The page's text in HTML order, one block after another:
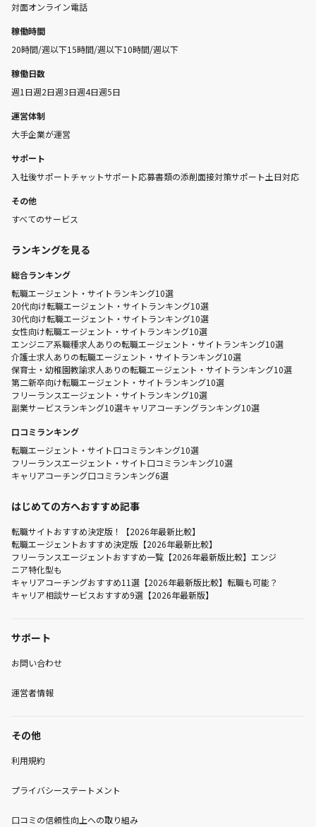
対面オンライン電話
稼働時間
20時間/週以下15時間/週以下10時間/週以下
稼働日数
週1日週2日週3日週4日週5日
運営体制
大手企業が運営
サポート
入社後サポートチャットサポート応募書類の添削面接対策サポート土日対応
その他
すべてのサービス
ランキングを見る
総合ランキング
転職エージェント・サイトランキング10選
20代向け転職エージェント・サイトランキング10選
30代向け転職エージェント・サイトランキング10選
女性向け転職エージェント・サイトランキング10選
エンジニア系職種求人ありの転職エージェント・サイトランキング10選
介護士求人ありの転職エージェント・サイトランキング10選
保育士・幼稚園教諭求人ありの転職エージェント・サイトランキング10選
第二新卒向け転職エージェント・サイトランキング10選
フリーランスエージェント・サイトランキング10選
副業サービスランキング10選キャリアコーチングランキング10選
口コミランキング
転職エージェント・サイト口コミランキング10選
フリーランスエージェント・サイト口コミランキング10選
キャリアコーチング口コミランキング6選
はじめての方へおすすめ記事
転職サイトおすすめ決定版！【2026年最新比較】
転職エージェントおすすめ決定版【2026年最新比較】
フリーランスエージェントおすすめ一覧【2026年最新版比較】エンジ
ニア特化型も
キャリアコーチングおすすめ11選【2026年最新版比較】転職も可能？
キャリア相談サービスおすすめ9選【2026年最新版】
サポート
お問い合わせ
運営者情報
その他
利用規約
プライバシーステートメント
口コミの信頼性向上への取り組み